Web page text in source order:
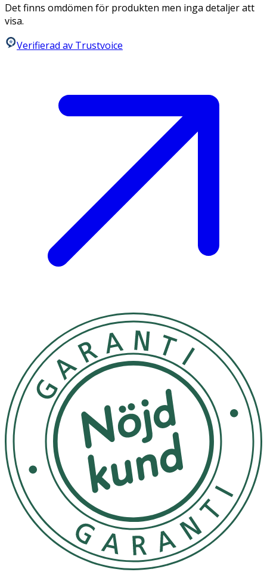
Det finns omdömen för produkten men inga detaljer att
visa.
Verifierad av Trustvoice